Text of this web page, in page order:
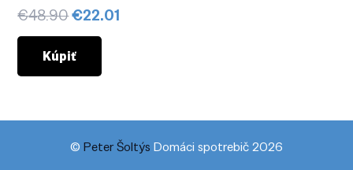
€48.90Pôvodná
cena
bola:
€48.90.
€22.01
Kúpiť
© Peter Šoltýs Domáci spotrebič 2026